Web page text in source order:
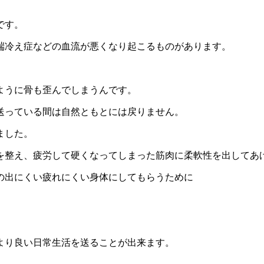
。
え症などの血流が悪くなり起こるものがあります。
に骨も歪んでしまうんです。
ている間は自然ともとには戻りません。
た。
え、疲労して硬くなってしまった筋肉に柔軟性を出してあ
にくい疲れにくい身体にしてもらうために
良い日常生活を送ることが出来ます。